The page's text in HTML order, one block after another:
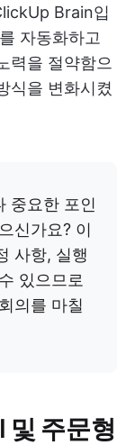
Brain입
자동화하고
력을 절약함으
식을 변화시켰
중요한 포인
신가요? 이
사항, 실행
있으므로
의를 마칠
주문형